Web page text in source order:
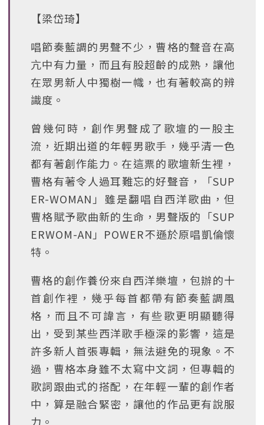
【梁岱琦】
唱節奏藍調的男聲不少，曹格的聲音在高
亢中有力量，而且有股超齡的成熟，讓他
在眾男新人中獨樹一幟，也有著較高的辨
識度。
曾幾何時，創作男聲成了歌壇的一股主
流，近期出道的年輕男歌手，幾乎清一色
都有著創作能力。在這票的歌壇新生裡，
曹格有著令人過耳難忘的好聲音，「SUP
ER-WOMAN」雖是翻唱自西洋歌曲，但
曹格賦予歌曲新的生命，男聲版的「SUP
ERWOM-AN」POWER不遜於原唱凱倫懷
特。
曹格的創作養份來自西洋樂壇，包辦的十
首創作裡，幾乎每首都帶有節奏藍調風
格，而且不可諱言，有些歌更明顯聽得
出，受到某些西洋歌手極深的影響，這是
許多新人首張專輯，無法避免的現象。不
過，曹格本身雖不太寫中文詞，但專輯的
歌詞跟曲式的搭配，在年輕一輩的創作者
中，算是融合緊密，讓他的作品更有說服
力。